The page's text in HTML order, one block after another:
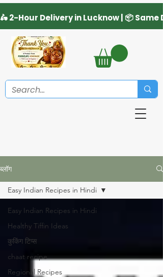
ब्लॉग
Easy Indian Recipes in Hindi
Healthy Tiffin Ideas
कुकिंग टिप्स
chaat recipe
Regional Recipes
Easy Indian Recipes in Hindi